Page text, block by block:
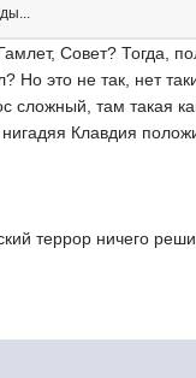
Совет? Тогда,
это не так, нет
сложный, там такая
Клавдия
террор ничего